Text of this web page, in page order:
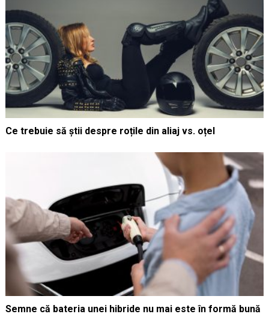
Ce trebuie să știi despre roțile din aliaj vs. oțel
Semne că bateria unei hibride nu mai este în formă bună